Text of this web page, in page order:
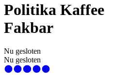
Politika Kaffee
Fakbar
Nu gesloten
Nu gesloten